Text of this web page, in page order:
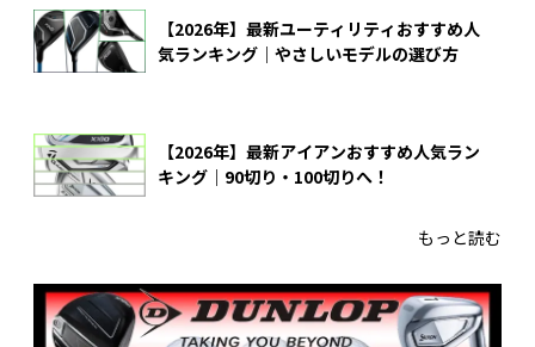
【2026年】最新ユーティリティおすすめ人
気ランキング｜やさしいモデルの選び方
【2026年】最新アイアンおすすめ人気ラン
キング｜90切り・100切りへ！
もっと読む